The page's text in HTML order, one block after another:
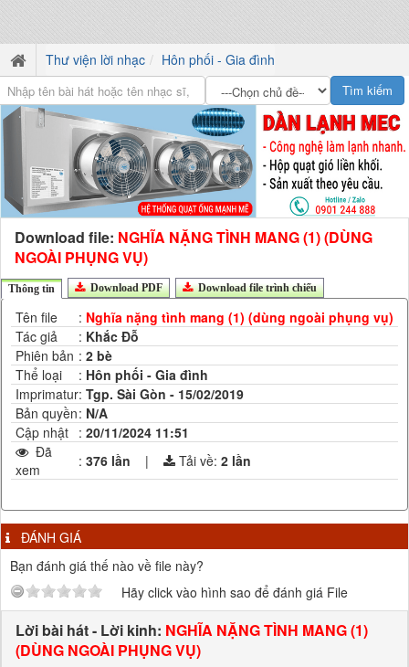
Thư viện lời nhạc Hôn phối - Gia đình
Download file: NGHĨA NẶNG TÌNH MANG (1) (DÙNG
NGOÀI PHỤNG VỤ)
Thông tin Download PDF Download file trình chiếu
Tên file : Nghĩa nặng tình mang (1) (dùng ngoài phụng vụ)
Tác giả
: Khắc Đỗ
Phiên bản : 2 bè
Thể loại
: Hôn phối - Gia đình
Imprimatur: Tgp. Sài Gòn - 15/02/2019
Bản quyền: N/A
Cập nhật : 20/11/2024 11:51
Đã
xem
: 376 lần | Tải về: 2 lần
ĐÁNH GIÁ
Bạn đánh giá thế nào về file này?
Hãy click vào hình sao để đánh giá File
Lời bài hát - Lời kinh: NGHĨA NẶNG TÌNH MANG (1)
(DÙNG NGOÀI PHỤNG VỤ)